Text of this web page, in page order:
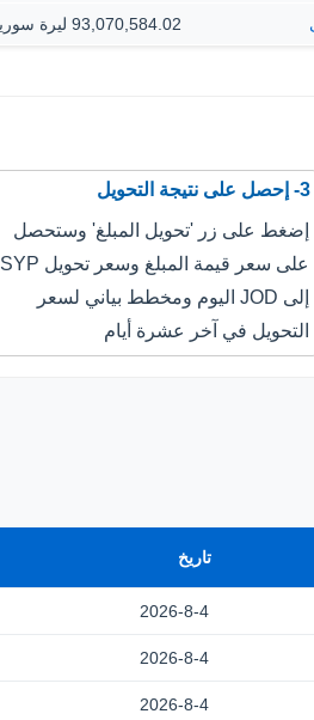
93,070,584.02 ليرة سورية
3- إحصل على نتيجة التحويل
إضغط على زر 'تحويل المبلغ' وستحصل
على سعر قيمة المبلغ وسعر تحويل SYP
إلى JOD اليوم ومخطط بياني لسعر
التحويل في آخر عشرة أيام
تاريخ
2026-8-4
2026-8-4
2026-8-4